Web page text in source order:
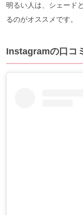
明るい人は、シェード
るのがオススメです。
Instagramの口コ